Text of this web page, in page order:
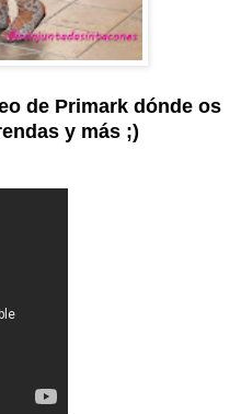
de Primark dónde os
y más ;)